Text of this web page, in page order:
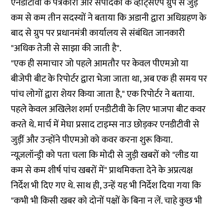
कम से कम तीन सदस्यों ने बताया कि अडानी द्वारा अधिग्रहण के
बाद से ग्रुप पर प्रधानमंत्री कार्यालय से संबंधित जानकारी
"अधिक तेजी से साझा की जाती है".
"एक ही समाचार जो पहले आमतौर पर केवल पीएमओ या
बीजेपी बीट के रिपोर्टर द्वारा भेजा जाता था, अब एक ही समय पर
पांच लोगों द्वारा शेयर किया जाता है," एक रिपोर्टर ने बताया.
पहले केवल अखिलेश शर्मा एनडीटीवी के लिए भाजपा बीट कवर
करते थे. मार्च में मेघा प्रसाद टाइम्स नाउ छोड़कर एनडीटीवी से
जुड़ीं और उन्होंने पीएमओ को कवर करना शुरू किया.
न्यूज़लॉन्ड्री को पता चला कि मोदी से जुड़ी खबरों को "लीड या
कम से कम शीर्ष पांच खबरों में" प्राथमिकता देने के अप्रत्यक्ष
निर्देश भी दिए गए थे. साथ ही, उन्हें यह भी निर्देश दिया गया कि
"कभी भी किसी खबर को दोनों पक्षों के बिना न लें. चाहे कुछ भी